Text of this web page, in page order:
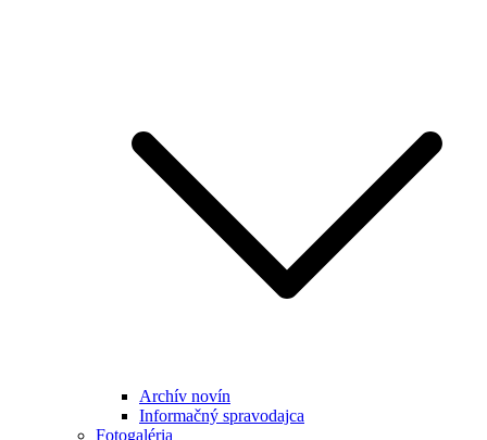
Archív novín
Informačný spravodajca
Fotogaléria